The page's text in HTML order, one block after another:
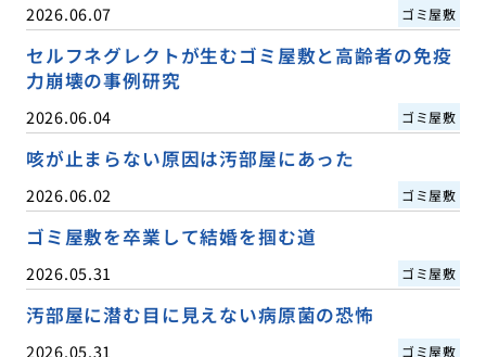
2026.06.07 ゴミ屋敷
セルフネグレクトが生むゴミ屋敷と高齢者の免疫
力崩壊の事例研究
2026.06.04 ゴミ屋敷
咳が止まらない原因は汚部屋にあった
2026.06.02 ゴミ屋敷
ゴミ屋敷を卒業して結婚を掴む道
2026.05.31 ゴミ屋敷
汚部屋に潜む目に見えない病原菌の恐怖
2026.05.31 ゴミ屋敷